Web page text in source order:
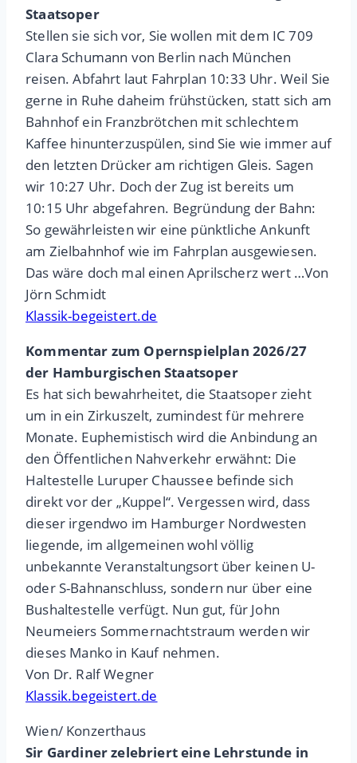
Staatsoper
Stellen sie sich vor, Sie wollen mit dem IC 709
Clara Schumann von Berlin nach München
reisen. Abfahrt laut Fahrplan 10:33 Uhr. Weil Sie
gerne in Ruhe daheim frühstücken, statt sich am
Bahnhof ein Franzbrötchen mit schlechtem
Kaffee hinunterzuspülen, sind Sie wie immer auf
den letzten Drücker am richtigen Gleis. Sagen
wir 10:27 Uhr. Doch der Zug ist bereits um
10:15 Uhr abgefahren. Begründung der Bahn:
So gewährleisten wir eine pünktliche Ankunft
am Zielbahnhof wie im Fahrplan ausgewiesen.
Das wäre doch mal einen Aprilscherz wert …Von
Jörn Schmidt
Klassik-begeistert.de
Kommentar zum Opernspielplan 2026/27
der Hamburgischen Staatsoper
Es hat sich bewahrheitet, die Staatsoper zieht
um in ein Zirkuszelt, zumindest für mehrere
Monate. Euphemistisch wird die Anbindung an
den Öffentlichen Nahverkehr erwähnt: Die
Haltestelle Luruper Chaussee befinde sich
direkt vor der „Kuppel“. Vergessen wird, dass
dieser irgendwo im Hamburger Nordwesten
liegende, im allgemeinen wohl völlig
unbekannte Veranstaltungsort über keinen U-
oder S-Bahnanschluss, sondern nur über eine
Bushaltestelle verfügt. Nun gut, für John
Neumeiers Sommernachtstraum werden wir
dieses Manko in Kauf nehmen.
Von Dr. Ralf Wegner
Klassik.begeistert.de
Wien/ Konzerthaus
Sir Gardiner zelebriert eine Lehrstunde in